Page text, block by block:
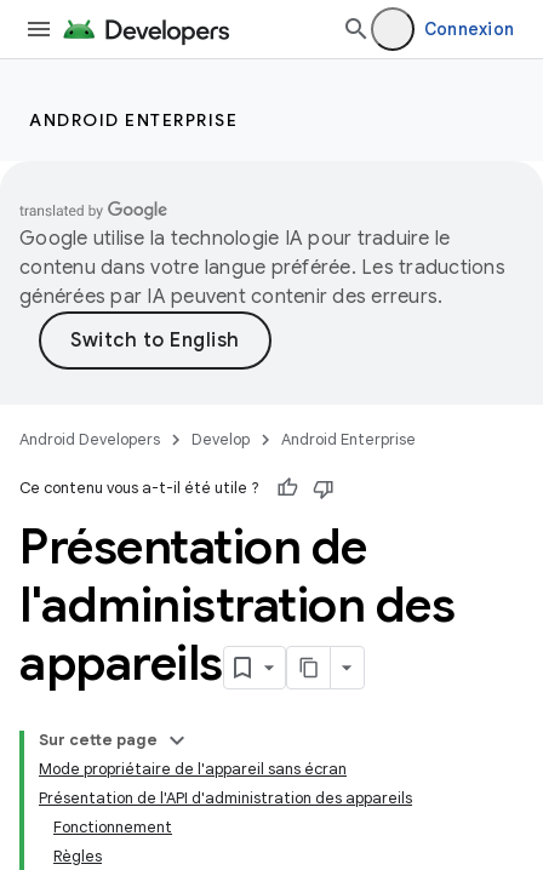
Connexion
ANDROID ENTERPRISE
Google utilise la technologie IA pour traduire le
contenu dans votre langue préférée. Les traductions
générées par IA peuvent contenir des erreurs.
Android Developers Develop Android Enterprise
Ce contenu vous a-t-il été utile ?
Présentation de
l'administration des
appareils
Sur cette page
Mode propriétaire de l'appareil sans écran
Présentation de l'API d'administration des appareils
Fonctionnement
Règles